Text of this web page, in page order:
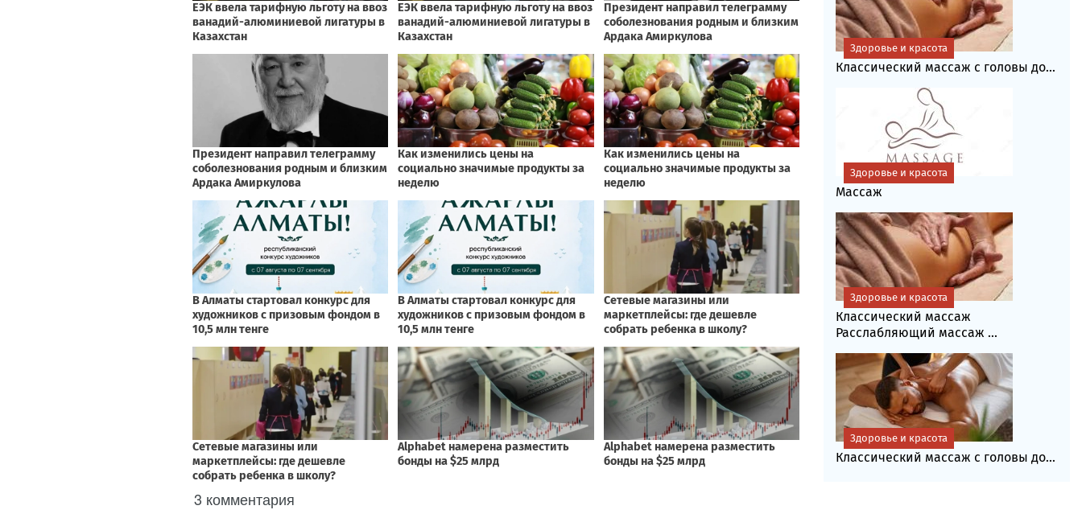
3 комментария
Классический массаж с головы до...
Здоровье и красота
Массаж
Здоровье и красота
Классический массаж
Расслабляющий массаж ...
Здоровье и красота
Классический массаж с головы до...
Здоровье и красота